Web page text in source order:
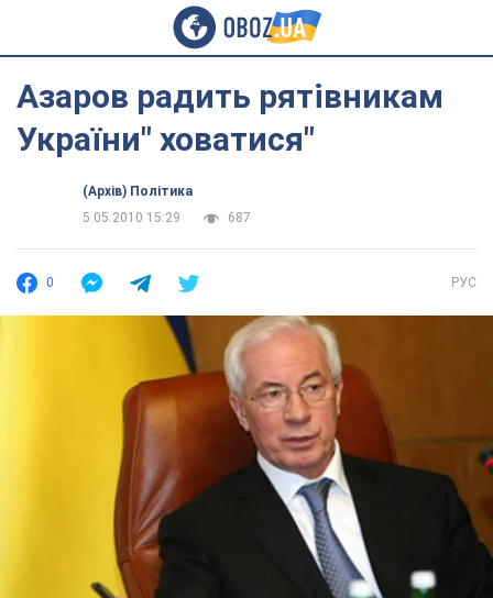
Азаров радить рятівникам
України" ховатися"
(Архів) Політика
5.05.2010 15:29
687
0 РУС